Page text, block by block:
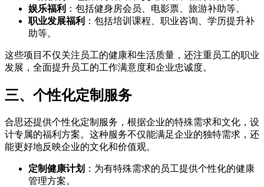
娱乐福利 ：包括健身房会员、电影票、旅游补助等。
职业发展福利 ：包括培训课程、职业咨询、学历提升补
助等。
这些项目不仅关注员工的健康和生活质量，还注重员工的职业
发展，全面提升员工的工作满意度和企业忠诚度。
三、个性化定制服务
合思还提供个性化定制服务，根据企业的特殊需求和文化，设
计专属的福利方案。这种服务不仅能满足企业的独特需求，还
能更好地反映企业的文化和价值观。
定制健康计划 ：为有特殊需求的员工提供个性化的健康
管理方案。